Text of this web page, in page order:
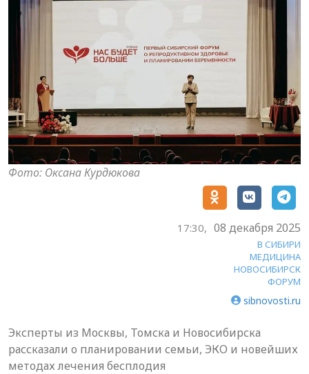
Фото: Оксана Курдюкова
17:30, 08 декабря 2025
В СИБИРИ
МЕДИЦИНА
НОВОСИБИРСК
ФОРУМ
sibnovosti.ru
Эксперты из Москвы, Томска и Новосибирска
рассказали о планировании семьи, ЭКО и новейших
методах лечения бесплодия